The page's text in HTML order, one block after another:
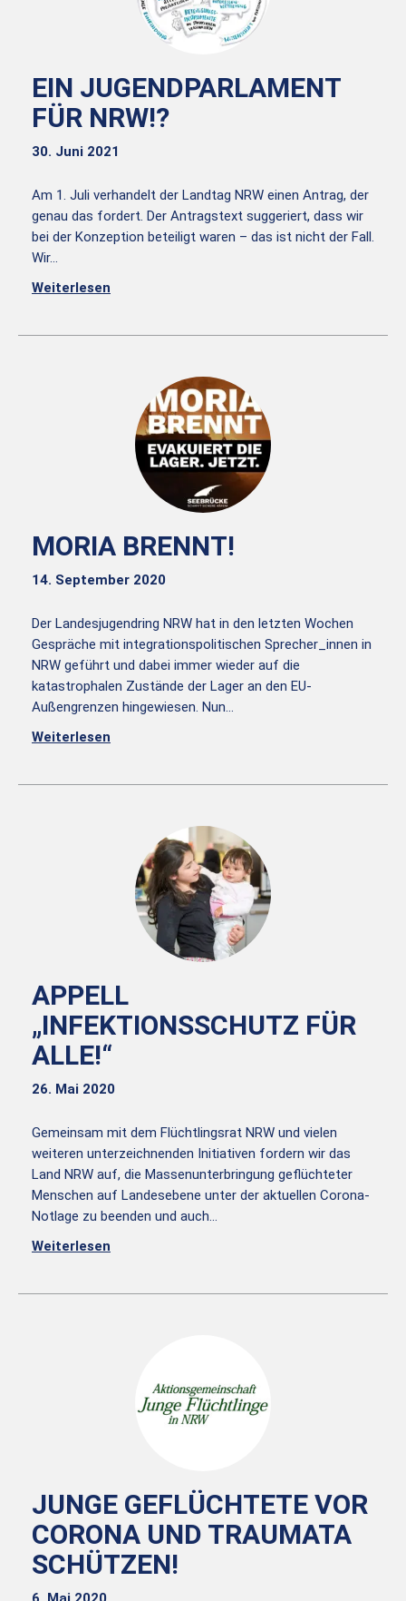
EIN JUGENDPARLAMENT
FÜR NRW!?
30. Juni 2021
Am 1. Juli verhandelt der Landtag NRW einen Antrag, der
genau das fordert. Der Antragstext suggeriert, dass wir
bei der Konzeption beteiligt waren – das ist nicht der Fall.
Wir…
Weiterlesen
MORIA BRENNT!
14. September 2020
Der Landesjugendring NRW hat in den letzten Wochen
Gespräche mit integrationspolitischen Sprecher_innen in
NRW geführt und dabei immer wieder auf die
katastrophalen Zustände der Lager an den EU-
Außengrenzen hingewiesen. Nun…
Weiterlesen
APPELL
„INFEKTIONSSCHUTZ FÜR
ALLE!“
26. Mai 2020
Gemeinsam mit dem Flüchtlingsrat NRW und vielen
weiteren unterzeichnenden Initiativen fordern wir das
Land NRW auf, die Massenunterbringung geflüchteter
Menschen auf Landesebene unter der aktuellen Corona-
Notlage zu beenden und auch…
Weiterlesen
JUNGE GEFLÜCHTETE VOR
CORONA UND TRAUMATA
SCHÜTZEN!